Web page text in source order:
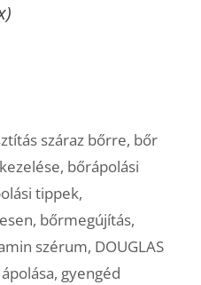
száraz bőrre, bőr
, bőrápolási
tippek,
, bőrmegújítás,
szérum, DOUGLAS
, gyengéd